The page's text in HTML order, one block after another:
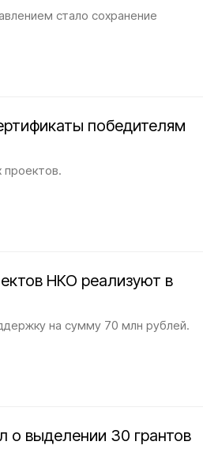
стало сохранение
победителям
проектов.
НКО реализуют в
на сумму 70 млн рублей.
о выделении 30 грантов